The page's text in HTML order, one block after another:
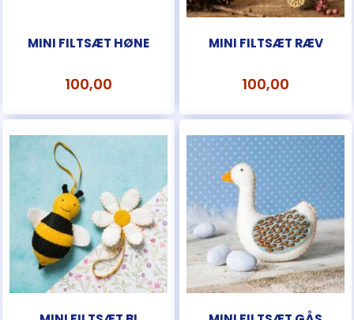
MINI FILTSÆT HØNE
100,00
MINI FILTSÆT RÆV
100,00